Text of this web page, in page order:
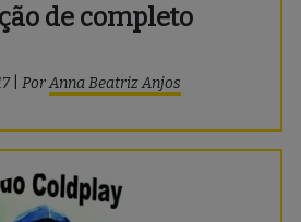
de completo
PorAnna Beatriz Anjos